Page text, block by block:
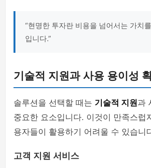
“현명한 투자란 비용을 넘어서는 가치
입니다.”
기술적 지원과 사용 용이성
솔루션을 선택할 때는 기술적 지원과
중요한 요소입니다. 이것이 만족스럽
용자들이 활용하기 어려울 수 있습니
고객 지원 서비스